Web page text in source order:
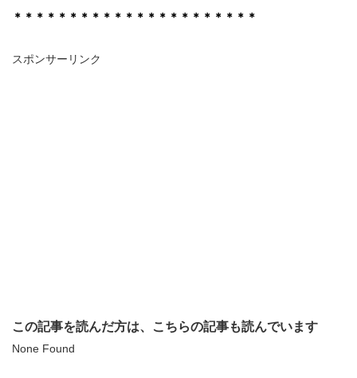
＊＊＊＊＊＊＊＊＊＊＊＊＊＊＊＊＊＊＊＊＊＊
スポンサーリンク
この記事を読んだ方は、こちらの記事も読んでいます
None Found